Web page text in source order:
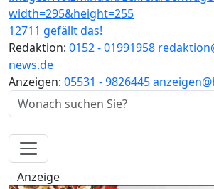
12711 gefällt das!
Redaktion: 0152 - 01991958
news.de
Anzeigen: 05531 - 9826445
Anzeige